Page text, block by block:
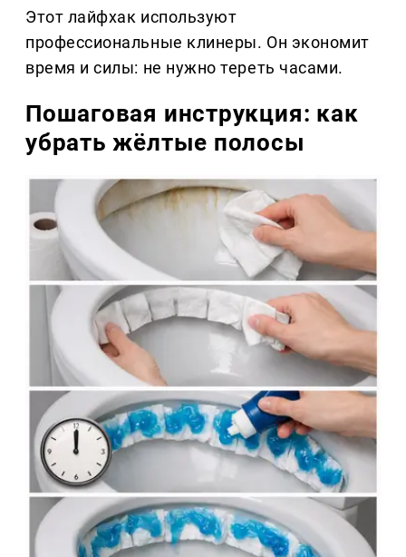
Этот лайфхак используют
профессиональные клинеры. Он экономит
время и силы: не нужно тереть часами.
Пошаговая инструкция: как
убрать жёлтые полосы